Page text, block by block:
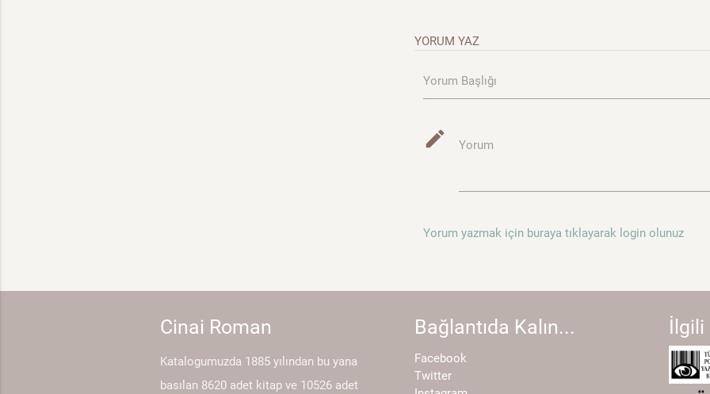
YORUM YAZ
Yorum Başlığı
mode_edit Yorum
Yorum yazmak için buraya tıklayarak login olunuz
Cinai Roman
Katalogumuzda 1885 yılından bu yana
basılan 8620 adet kitap ve 10526 adet
Bağlantıda Kalın...
Facebook
Twitter
İlgili